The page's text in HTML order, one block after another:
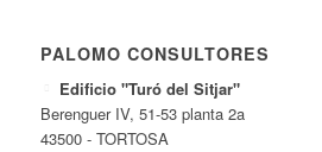
PALOMO CONSULTORES
Edificio "Turó del Sitjar"
Berenguer IV, 51-53 planta 2a
43500 - TORTOSA